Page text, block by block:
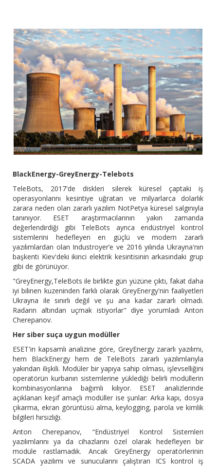
BlackEnergy-GreyEnergy-Telebots
TeleBots, 2017'de diskleri silerek küresel çaptaki iş
operasyonlarını kesintiye uğratan ve milyarlarca dolarlık
zarara neden olan zararlı yazılım NotPetya küresel salgınıyla
tanınıyor. ESET araştırmacılarının yakın zamanda
değerlendirdiği gibi TeleBots ayrıca endüstriyel kontrol
sistemlerini hedefleyen en güçlü ve modern zararlı
yazılımlardan olan Industroyer’e ve 2016 yılında Ukrayna'nın
başkenti Kiev'deki ikinci elektrik kesintisinin arkasındaki grup
gibi de görünüyor.
"GreyEnergy,TeleBots ile birlikte gün yüzüne çıktı, fakat daha
iyi bilinen kuzeninden farklı olarak GreyEnergy'nin faaliyetleri
Ukrayna ile sınırlı değil ve şu ana kadar zararlı olmadı.
Radarın altından uçmak istiyorlar" diye yorumladı Anton
Cherepanov.
Her siber suça uygun modüller
ESET'in kapsamlı analizine göre, GreyEnergy zararlı yazılımı,
hem BlackEnergy hem de TeleBots zararlı yazılımlarıyla
yakından ilişkili. Modüler bir yapıya sahip olması, işlevselliğini
operatörün kurbanın sistemlerine yüklediği belirli modüllerin
kombinasyonlarına bağımlı kılıyor. ESET analizlerinde
açıklanan keşif amaçlı modüller ise şunlar: Arka kapı, dosya
çıkarma, ekran görüntüsü alma, keylogging, parola ve kimlik
bilgileri hırsızlığı.
Anton Cherepanov, “Endüstriyel Kontrol Sistemleri
yazılımlarını ya da cihazlarını özel olarak hedefleyen bir
modüle rastlamadık. Ancak GreyEnergy operatörlerinin
SCADA yazılımı ve sunucularını çalıştıran ICS kontrol iş